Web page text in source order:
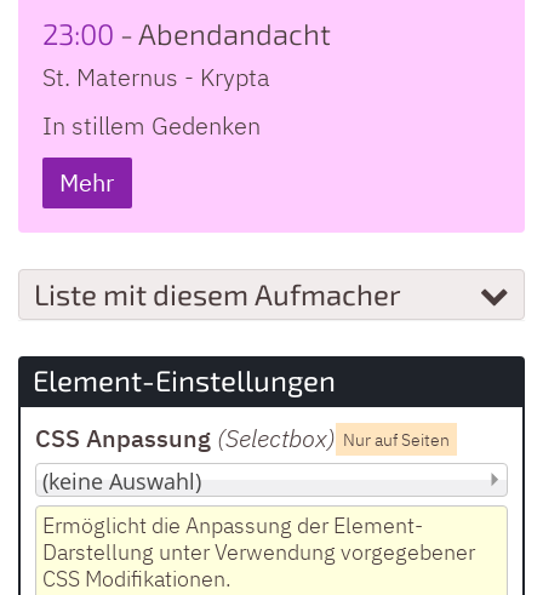
23:00 Abendandacht
St. Maternus - Krypta
In stillem Gedenken
Mehr
Liste mit diesem Aufmacher
Element-Einstellungen
CSS Anpassung (Selectbox) Nur auf Seiten
Ermöglicht die Anpassung der Element-
Darstellung unter Verwendung vorgegebener
CSS Modifikationen.